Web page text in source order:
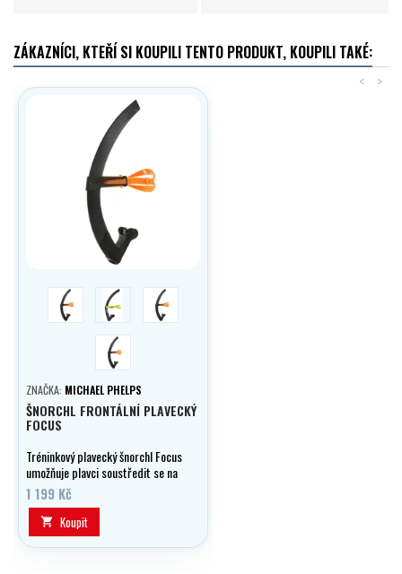
ZÁKAZNÍCI, KTEŘÍ SI KOUPILI TENTO PRODUKT, KOUPILI TAKÉ:
>
<
černá/šedáčerná/žlutámodrá/žlutá
multicolor
ZNAČKA: MICHAEL PHELPS
ŠNORCHL FRONTÁLNÍ PLAVECKÝ
FOCUS
Tréninkový plavecký šnorchl Focus
umožňuje plavci soustředit se na
techniku záběru bez nutnosti
natáčet hlavu na stranu kvůli
dýchání.
1 199 Kč
 Koupit